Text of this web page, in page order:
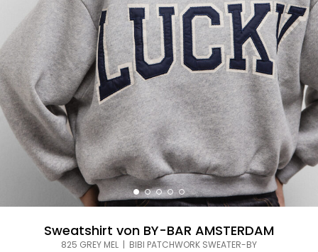
Sweatshirt von BY-BAR AMSTERDAM
825 GREY MEL | BIBI PATCHWORK SWEATER-BY